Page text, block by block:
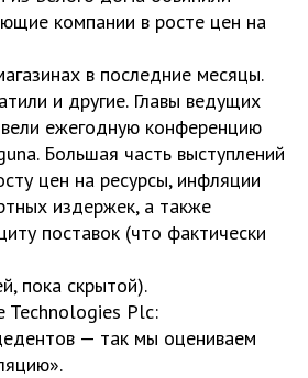
компании в росте цен на
в последние месяцы.
и другие. Главы ведущих
ежегодную конференцию
Большая часть выступлений
цен на ресурсы, инфляции
издержек, а также
поставок (что фактически
пока скрытой).
Technologies Plc:
— так мы оцениваем